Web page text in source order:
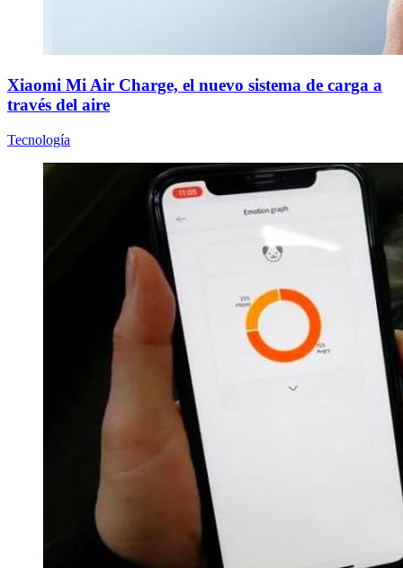
Xiaomi Mi Air Charge, el nuevo sistema de carga a
través del aire
Tecnología